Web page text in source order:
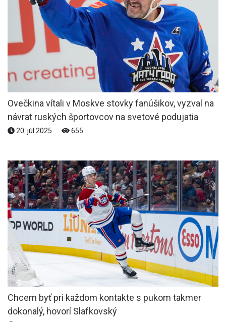
Ovečkina vítali v Moskve stovky fanúšikov, vyzval na
návrat ruských športovcov na svetové podujatia
20. júl 2025 655
Chcem byť pri každom kontakte s pukom takmer
dokonalý, hovorí Slafkovský